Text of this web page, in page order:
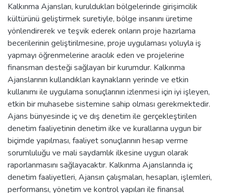
Kalkınma Ajansları, kuruldukları bölgelerinde girişimcilik
kültürünü geliştirmek suretiyle, bölge insanını üretime
yönlendirerek ve teşvik ederek onların proje hazırlama
becerilerinin geliştirilmesine, proje uygulaması yoluyla iş
yapmayı öğrenmelerine aracılık eden ve projelerine
finansman desteği sağlayan bir kurumdur. Kalkınma
Ajanslarının kullandıkları kaynakların yerinde ve etkin
kullanımı ile uygulama sonuçlarının izlenmesi için iyi işleyen,
etkin bir muhasebe sistemine sahip olması gerekmektedir.
Ajans bünyesinde iç ve dış denetim ile gerçekleştirilen
denetim faaliyetinin denetim ilke ve kurallarına uygun bir
biçimde yapılması, faaliyet sonuçlarının hesap verme
sorumluluğu ve mali saydamlık ilkesine uygun olarak
raporlanmasını sağlayacaktır. Kalkınma Ajanslarında iç
denetim faaliyetleri, Ajansın çalışmaları, hesapları, işlemleri,
performansı, yönetim ve kontrol yapıları ile finansal